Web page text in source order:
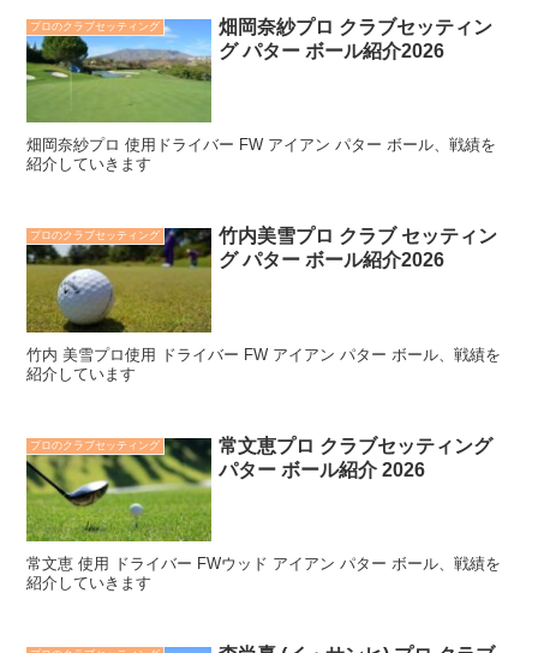
プロのクラブセッティング
畑岡奈紗プロ クラブセッティン
グ パター ボール紹介2026
畑岡奈紗プロ 使用ドライバー FW アイアン パター ボール、戦績を
紹介していきます
プロのクラブセッティング
竹内美雪プロ クラブ セッティン
グ パター ボール紹介2026
竹内 美雪プロ使用 ドライバー FW アイアン パター ボール、戦績を
紹介しています
プロのクラブセッティング
常文恵プロ クラブセッティング
パター ボール紹介 2026
常文恵 使用 ドライバー FWウッド アイアン パター ボール、戦績を
紹介していきます